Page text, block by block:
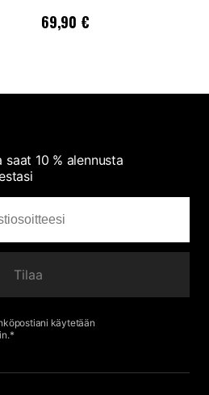
Hinta:69,90 €
69,90 €
10 % alennusta
Tilaa
käytetään